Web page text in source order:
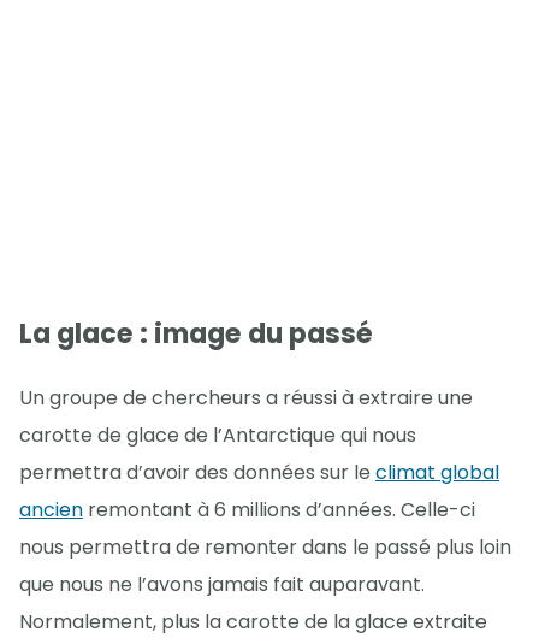
La glace : image du passé
Un groupe de chercheurs a réussi à extraire une
carotte de glace de l’Antarctique qui nous
permettra d’avoir des données sur le climat global
ancien remontant à 6 millions d’années. Celle-ci
nous permettra de remonter dans le passé plus loin
que nous ne l’avons jamais fait auparavant.
Normalement, plus la carotte de la glace extraite